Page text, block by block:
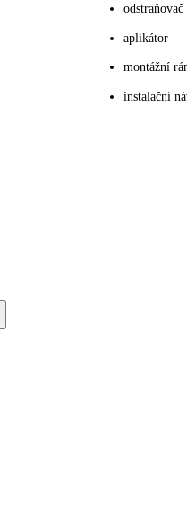
odstraňovač
aplikátor
montážní
instalační